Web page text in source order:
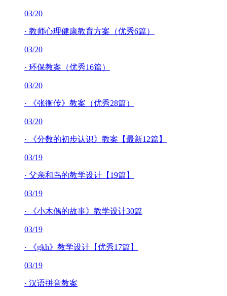
03/20
· 教师心理健康教育方案（优秀6篇）
03/20
· 环保教案（优秀16篇）
03/20
· 《张衡传》教案（优秀28篇）
03/20
· 《分数的初步认识》教案【最新12篇】
03/19
· 父亲和鸟的教学设计【19篇】
03/19
· 《小木偶的故事》教学设计30篇
03/19
· 《gkh》教学设计【优秀17篇】
03/19
· 汉语拼音教案